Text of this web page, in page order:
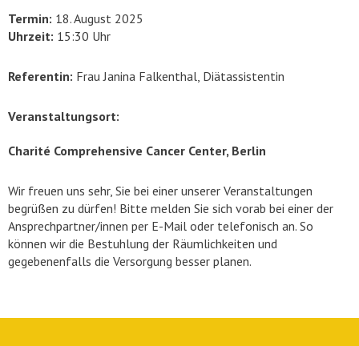
Termin: 18. August 2025
Uhrzeit: 15:30 Uhr
Referentin: Frau Janina Falkenthal, Diätassistentin
Veranstaltungsort:
Charité Comprehensive Cancer Center, Berlin
Wir freuen uns sehr, Sie bei einer unserer Veranstaltungen
begrüßen zu dürfen! Bitte melden Sie sich vorab bei einer der
Ansprechpartner/innen per E-Mail oder telefonisch an. So
können wir die Bestuhlung der Räumlichkeiten und
gegebenenfalls die Versorgung besser planen.